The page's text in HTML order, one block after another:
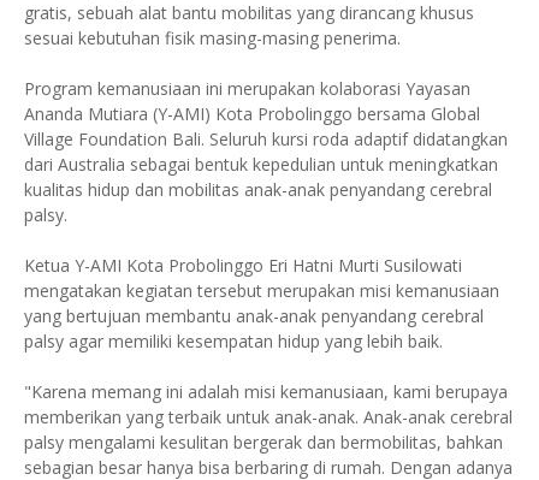
gratis, sebuah alat bantu mobilitas yang dirancang khusus
sesuai kebutuhan fisik masing-masing penerima.
Program kemanusiaan ini merupakan kolaborasi Yayasan
Ananda Mutiara (Y-AMI) Kota Probolinggo bersama Global
Village Foundation Bali. Seluruh kursi roda adaptif didatangkan
dari Australia sebagai bentuk kepedulian untuk meningkatkan
kualitas hidup dan mobilitas anak-anak penyandang cerebral
palsy.
Ketua Y-AMI Kota Probolinggo Eri Hatni Murti Susilowati
mengatakan kegiatan tersebut merupakan misi kemanusiaan
yang bertujuan membantu anak-anak penyandang cerebral
palsy agar memiliki kesempatan hidup yang lebih baik.
"Karena memang ini adalah misi kemanusiaan, kami berupaya
memberikan yang terbaik untuk anak-anak. Anak-anak cerebral
palsy mengalami kesulitan bergerak dan bermobilitas, bahkan
sebagian besar hanya bisa berbaring di rumah. Dengan adanya